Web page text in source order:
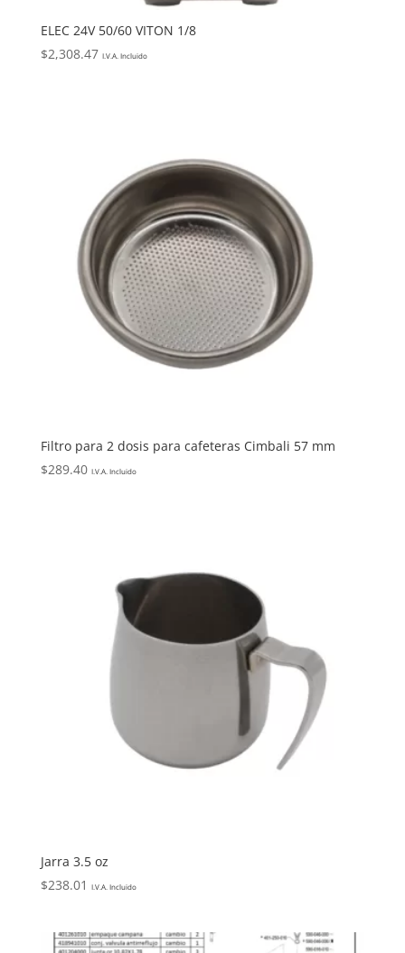
ELEC 24V 50/60 VITON 1/8
$2,308.47 I.V.A. Incluido
Filtro para 2 dosis para cafeteras Cimbali 57 mm
$289.40 I.V.A. Incluido
Jarra 3.5 oz
$238.01 I.V.A. Incluido